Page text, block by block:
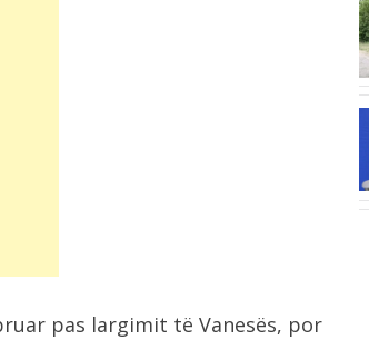
pas largimit të Vanesës, por
“E kemi humbur besimin te Infantino”,